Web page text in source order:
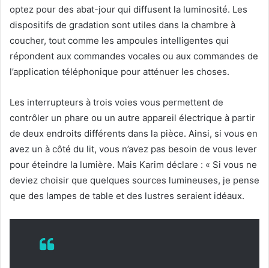
optez pour des abat-jour qui diffusent la luminosité. Les
dispositifs de gradation sont utiles dans la chambre à
coucher, tout comme les ampoules intelligentes qui
répondent aux commandes vocales ou aux commandes de
l’application téléphonique pour atténuer les choses.
Les interrupteurs à trois voies vous permettent de
contrôler un phare ou un autre appareil électrique à partir
de deux endroits différents dans la pièce. Ainsi, si vous en
avez un à côté du lit, vous n’avez pas besoin de vous lever
pour éteindre la lumière. Mais Karim déclare : « Si vous ne
deviez choisir que quelques sources lumineuses, je pense
que des lampes de table et des lustres seraient idéaux.